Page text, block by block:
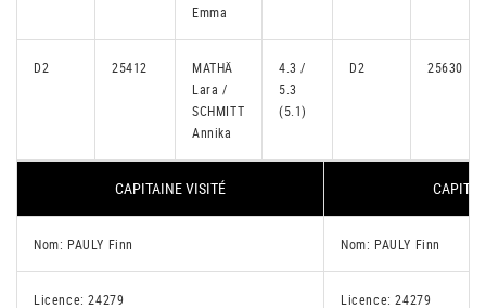
Emma
D2 25412
MATHÄ
Lara /
SCHMITT
Annika
4.3 /
5.3
(5.1)
D2 25630
CAPITAINE VISITÉ
Nom: PAULY Finn Nom: PAULY Finn
Licence: 24279 Licence: 24279